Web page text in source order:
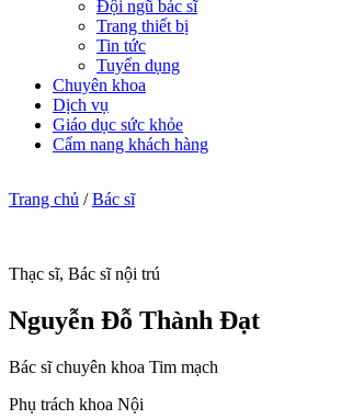
Đội ngũ bác sĩ
Trang thiết bị
Tin tức
Tuyển dụng
Chuyên khoa
Dịch vụ
Giáo dục sức khỏe
Cẩm nang khách hàng
Trang chủ /Bác sĩ
Thạc sĩ, Bác sĩ nội trú
Nguyễn Đỗ Thành Đạt
Bác sĩ chuyên khoa Tim mạch
Phụ trách khoa Nội